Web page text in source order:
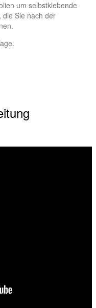
um selbstklebende
die Sie nach der